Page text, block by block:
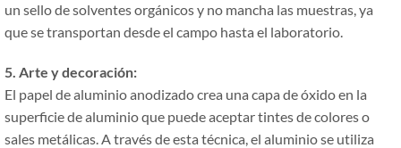
un sello de solventes orgánicos y no mancha las muestras, ya
que se transportan desde el campo hasta el laboratorio.
5. Arte y decoración:
El papel de aluminio anodizado crea una capa de óxido en la
superficie de aluminio que puede aceptar tintes de colores o
sales metálicas. A través de esta técnica, el aluminio se utiliza